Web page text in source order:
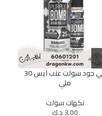
في جود سولت عنب ايس 30
ملي
نكهات سولت
3.00د.ك